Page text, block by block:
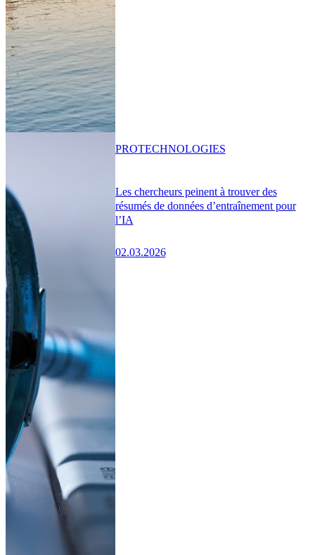
Les chercheurs peinent à trouver des
résumés de données d’entraînement pour
l’IA
02.03.2026
PROTECHNOLOGIES